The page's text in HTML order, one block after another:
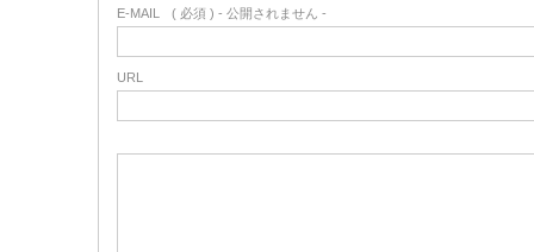
E-MAIL ( 必須 ) - 公開されません -
URL